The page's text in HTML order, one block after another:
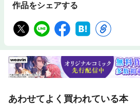
作品をシェアする
あわせてよく買われている本